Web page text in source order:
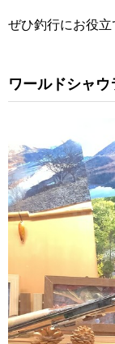
ぜひ釣行にお役立
ワールドシャウ